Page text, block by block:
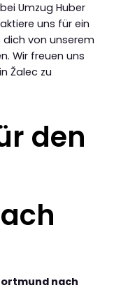
Umzug Huber
uns für ein
von unserem
Wir freuen uns
Žalec zu
den
nach